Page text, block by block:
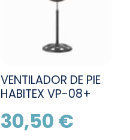
VENTILADOR DE PIE
HABITEX VP-08+
30,50 €